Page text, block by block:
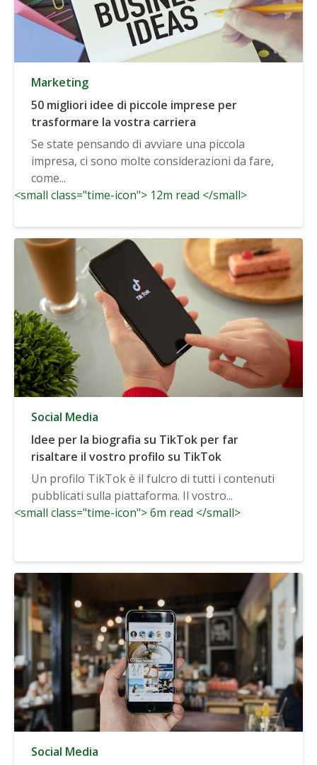
Marketing
50 migliori idee di piccole imprese per
trasformare la vostra carriera
Se state pensando di avviare una piccola
impresa, ci sono molte considerazioni da fare,
come...
<small class="time-icon"> 12m read </small>
Social Media
Idee per la biografia su TikTok per far
risaltare il vostro profilo su TikTok
Un profilo TikTok è il fulcro di tutti i contenuti
pubblicati sulla piattaforma. Il vostro...
<small class="time-icon"> 6m read </small>
Social Media